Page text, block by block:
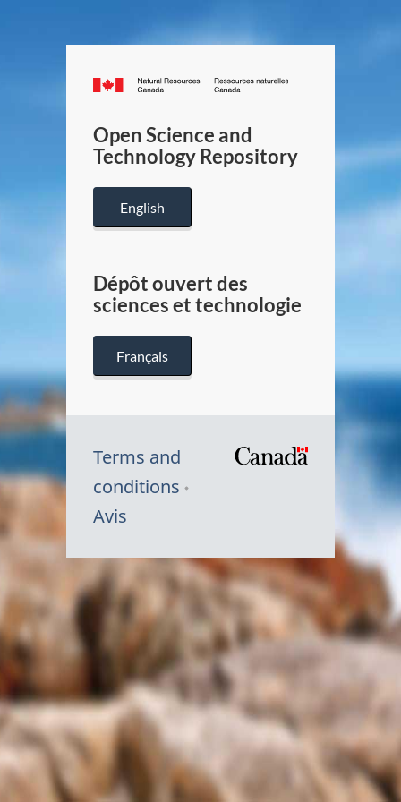
Canada.ca
/
Canada
Open Science and
Technology Repository
English
Dépôt ouvert des
sciences et technologie
Français
Terms and
conditions
Avis
Symbole
du
Canada